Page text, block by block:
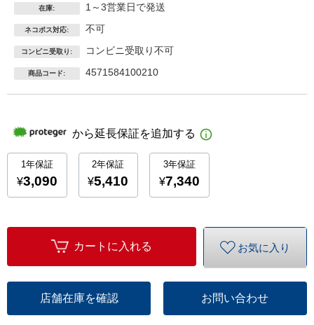
在庫: 1～3営業日で発送
ネコポス対応: 不可
コンビニ受取り: コンビニ受取り不可
商品コード: 4571584100210
カートに入れる お気に入り
店舗在庫を確認 お問い合わせ